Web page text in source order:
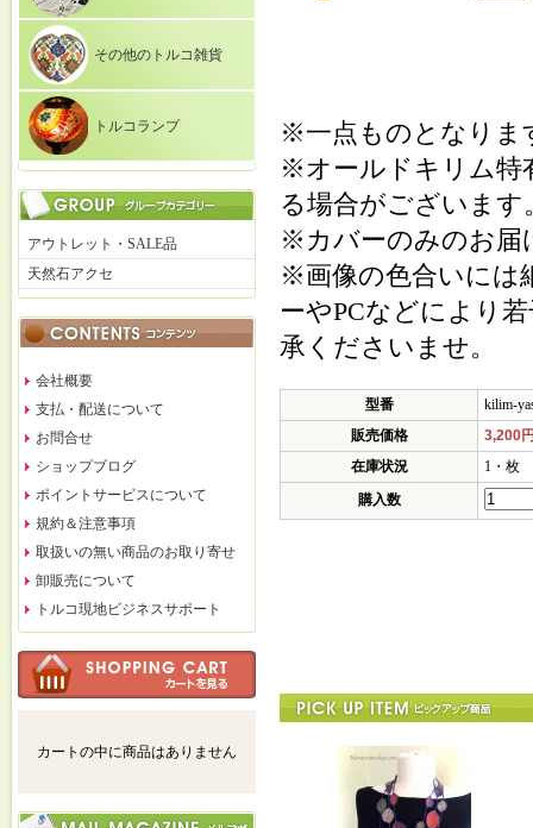
その他のトルコ雑貨
トルコランプ
アウトレット・SALE品
天然石アクセ
会社概要
支払・配送について
お問合せ
ショップブログ
ポイントサービスについて
規約＆注意事項
取扱いの無い商品のお取り寄せ
卸販売について
トルコ現地ビジネスサポート
カートの中に商品はありません
※一点ものとなりま
※オールドキリム特
る場合がございます
※カバーのみのお届
※画像の色合いには
ーやPCなどにより
承くださいませ。
型番
kilim-
販売価格
3,200
在庫状況
1・枚
購入数